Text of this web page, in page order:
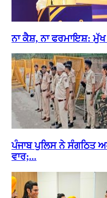
ਨਾ ਕੈਸ਼, ਨਾ ਫਰਮਾਇਸ਼:
ਪੰਜਾਬ ਪੁਲਿਸ ਨੇ ਸੰਗਠਿਤ
ਵਾਰ;...